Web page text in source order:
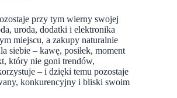
przy tym wierny swojej
uroda, dodatki i elektronika
miejscu, a zakupy naturalnie
siebie – kawę, posiłek, moment
który nie goni trendów,
– i dzięki temu pozostaje
konkurencyjny i bliski swoim